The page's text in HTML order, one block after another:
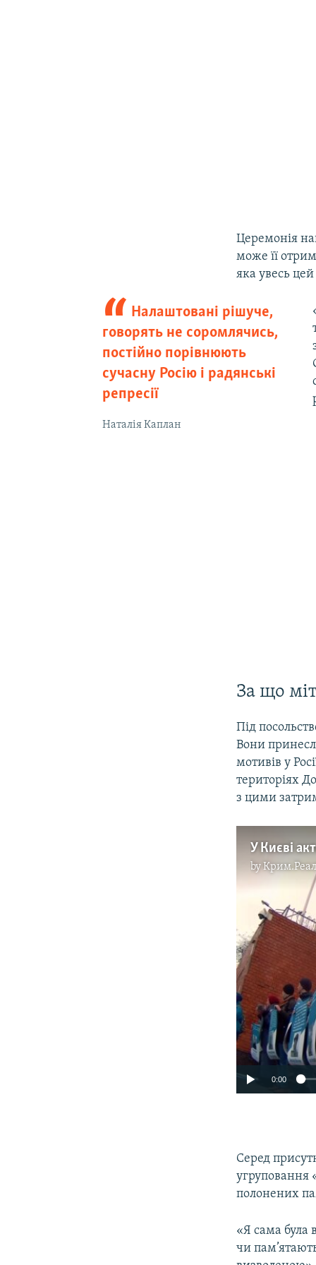
Церемонія
може її
яка увесь цей
Налаштовані рішуче,
говорять не соромлячись,
постійно порівнюють
сучасну Росію і радянські
репресії
Наталія Каплан
​За що
Під
Вони
мотивів у
територіях
з цими
by
0:00
Серед
угруповання
полонених
«Я сама була
чи